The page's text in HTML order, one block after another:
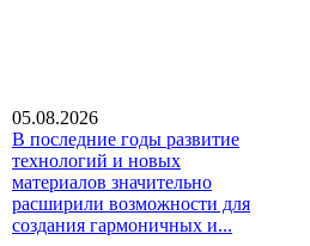
05.08.2026
В последние годы развитие
технологий и новых
материалов значительно
расширили возможности для
создания гармоничных и...